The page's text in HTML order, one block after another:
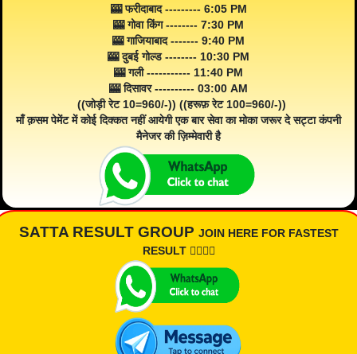
🎰 फरीदाबाद --------- 6:05 PM
🎰 गोवा किंग -------- 7:30 PM
🎰 गाजियाबाद ------- 9:40 PM
🎰 दुबई गोल्ड -------- 10:30 PM
🎰 गली ----------- 11:40 PM
🎰 दिसावर ---------- 03:00 AM
((जोड़ी रेट 10=960/-)) ((हरूफ़ रेट 100=960/-))
माँ क़सम पेमेंट में कोई दिक्कत नहीं आयेगी एक बार सेवा का मोका जरूर दे सट्टा कंपनी
मैनेजर की ज़िम्मेवारी है
SATTA RESULT GROUP JOIN HERE FOR FASTEST
RESULT 👇🏾👇🏾